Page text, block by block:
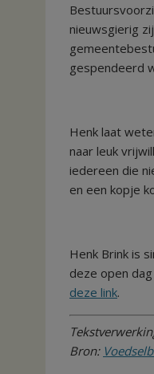
nieuwsgierig
gespendeerd
Henk laat
naar leuk
iedereen die
en een kopje
Henk Brink is
deze open
deze link.
Bron: